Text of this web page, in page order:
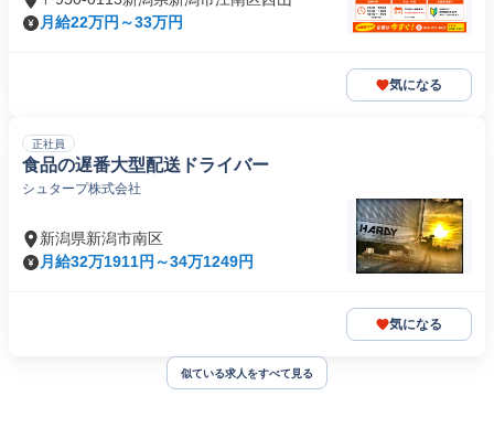
月給22万円～33万円
気になる
正社員
食品の遅番大型配送ドライバー
シュタープ株式会社
新潟県新潟市南区
月給32万1911円～34万1249円
気になる
似ている求人をすべて見る